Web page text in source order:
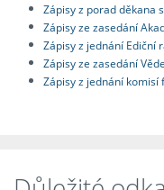
Zápisy z porad děkana
Zápisy ze zasedání
Zápisy z jednání Ediční
Zápisy ze zasedání
Zápisy z jednání komisí